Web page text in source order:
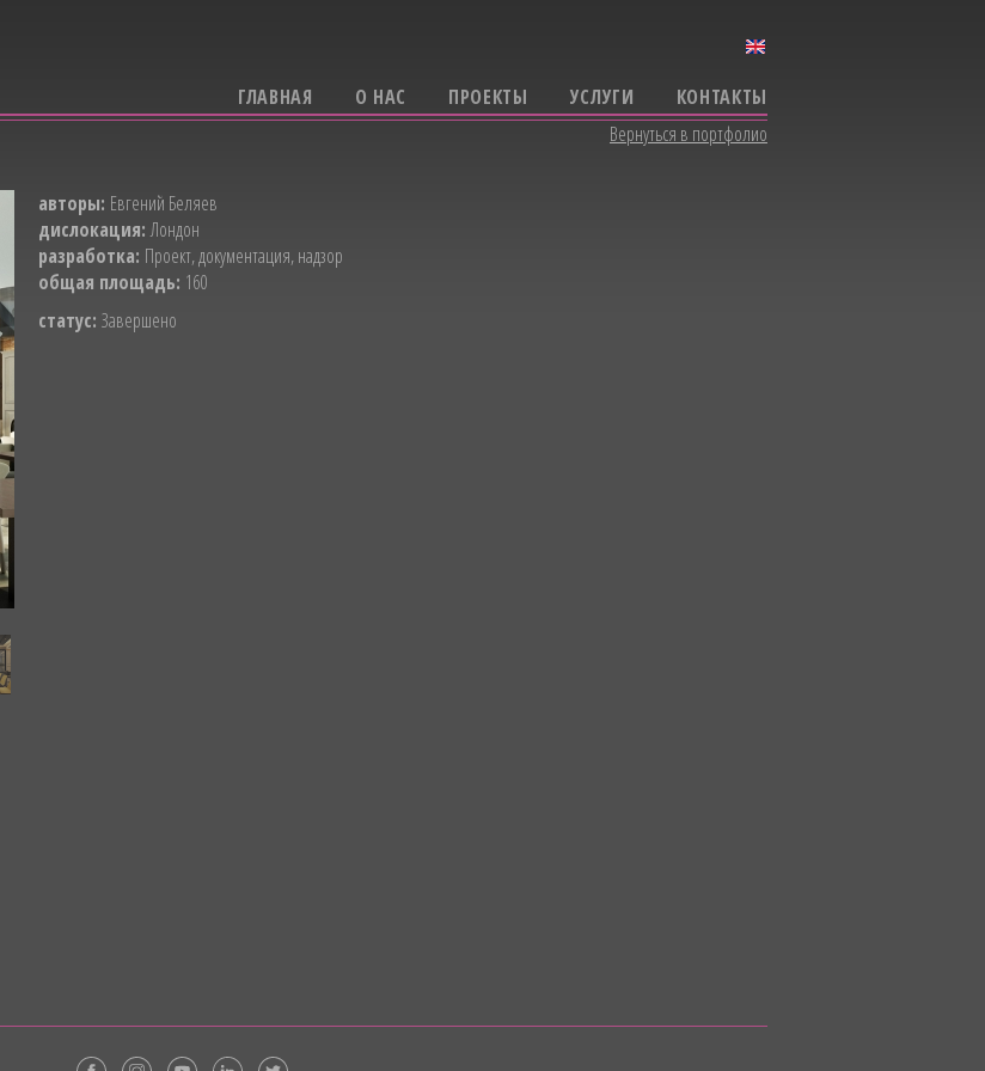
ГЛАВНАЯ О НАС ПРОЕКТЫ УСЛУГИ КОНТАКТЫ
Вернуться в портфолио
авторы: Евгений Беляев
дислокация:Лондон
разработка: Проект, документация, надзор
общая площадь: 160
статус: Завершено